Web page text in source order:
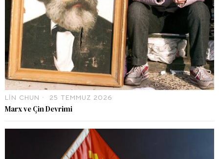
LIN CHUN 25 TEMMUZ 2026
Marx ve Çin Devrimi